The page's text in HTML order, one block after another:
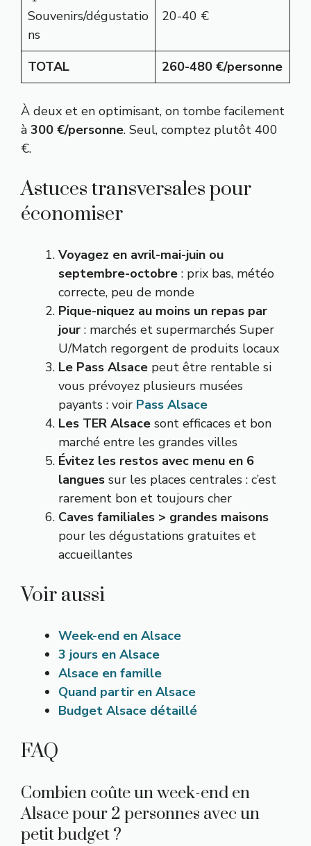
Souvenirs/dégustatio
ns
20-40 €
TOTAL 260-480 €/personne
À deux et en optimisant, on tombe facilement
à 300 €/personne. Seul, comptez plutôt 400
€.
Astuces transversales pour
économiser
Voyagez en avril-mai-juin ou
septembre-octobre : prix bas, météo
correcte, peu de monde
Pique-niquez au moins un repas par
jour : marchés et supermarchés Super
U/Match regorgent de produits locaux
Le Pass Alsace peut être rentable si
vous prévoyez plusieurs musées
payants : voir Pass Alsace
Les TER Alsace sont efficaces et bon
marché entre les grandes villes
Évitez les restos avec menu en 6
langues sur les places centrales : c’est
rarement bon et toujours cher
Caves familiales > grandes maisons
pour les dégustations gratuites et
accueillantes
Voir aussi
Week-end en Alsace
3 jours en Alsace
Alsace en famille
Quand partir en Alsace
Budget Alsace détaillé
FAQ
Combien coûte un week-end en
Alsace pour 2 personnes avec un
petit budget ?